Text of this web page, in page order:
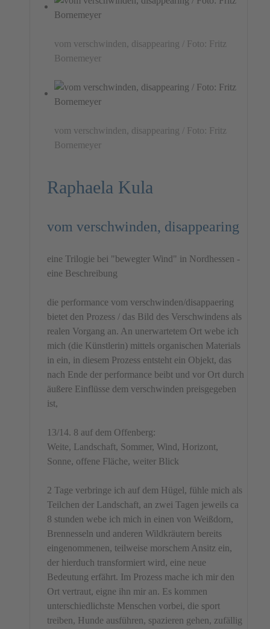
vom verschwinden, disappearing / Foto: Fritz
Bornemeyer
vom verschwinden, disappearing / Foto: Fritz
Bornemeyer
Raphaela Kula
vom verschwinden, disappearing
eine Trilogie bei "bewegter Wind" in Nordhessen -
eine Beschreibung
die performance vom verschwinden/disappaering
bietet den Prozess / das Bild des Verschwindens als
realen Vorgang an. An unerwartetem Ort webe ich
mich (die Künstlerin) mittels organischen Materials
in ein, in diesem Prozess entsteht ein Objekt, das
nach Ende der performance beibt und vor Ort durch
äußere Einflüsse dem verschwinden preisgegeben
ist,
13/14. 8 auf dem Offenberg:
Weite, Landschaft, Sommer, Wind, Horizont,
Sonne, offene Fläche, weiter Blick
2 Tage verbringe ich auf dem Hügel, fühle mich als
Teilchen der Landschaft, an zwei Tagen jeweils ca
8 stunden webe ich mich in einen von Weißdorn,
Brennesseln und anderen Wildkräutern bereits
eingenommenen, teilweise morschem Ansitz ein,
der hierduch transformiert wird, eine neue
Bedeutung erfährt. Im Prozess mache ich mir den
Ort vertraut, eigne ihn mir an. Es kommen
unterschiedlichste Menschen vorbei, die sport
treiben, Hunde ausführen, spazieren gehen, zufällig